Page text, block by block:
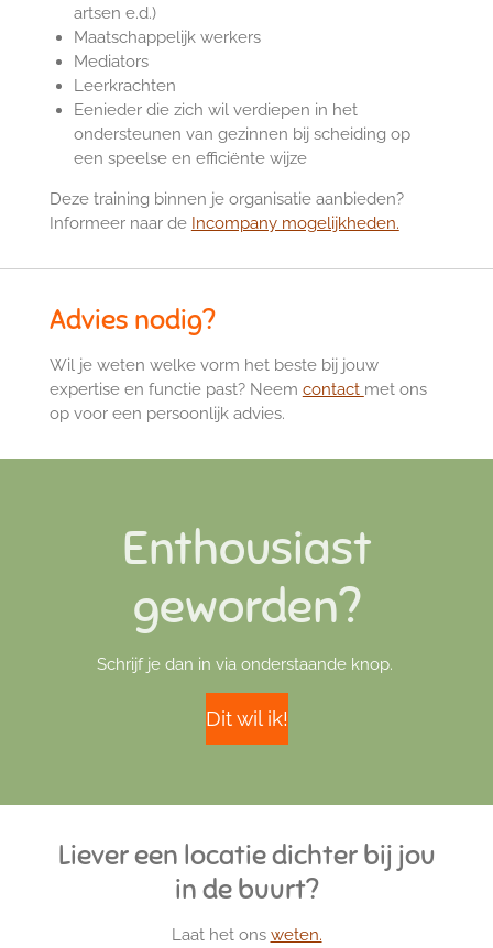
artsen e.d.)
Maatschappelijk werkers
Mediators
Leerkrachten
Eenieder die zich wil verdiepen in het
ondersteunen van gezinnen bij scheiding op
een speelse en efficiënte wijze
Deze training binnen je organisatie aanbieden?
Informeer naar de Incompany mogelijkheden.
Advies nodig?
Wil je weten welke vorm het beste bij jouw
expertise en functie past? Neem contact met ons
op voor een persoonlijk advies.
Enthousiast
geworden?
Schrijf je dan in via onderstaande knop.
Dit wil ik!
Liever een locatie dichter bij jou
in de buurt?
Laat het ons weten.